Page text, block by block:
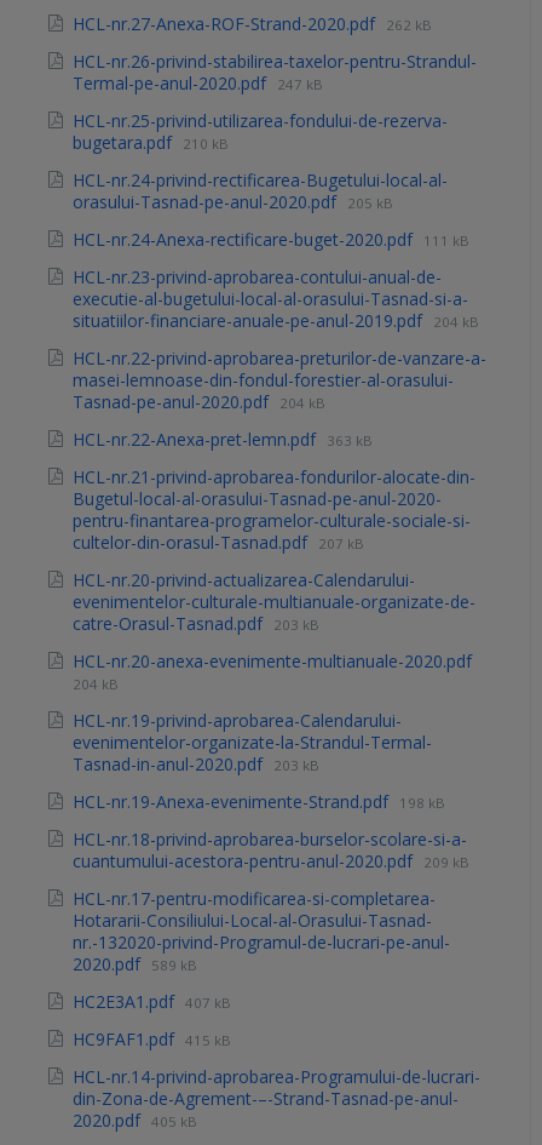
HCL-nr.27-Anexa-ROF-Strand-2020.pdf 262 kB
HCL-nr.26-privind-stabilirea-taxelor-pentru-Strandul-
Termal-pe-anul-2020.pdf 247 kB
HCL-nr.25-privind-utilizarea-fondului-de-rezerva-
bugetara.pdf 210 kB
HCL-nr.24-privind-rectificarea-Bugetului-local-al-
orasului-Tasnad-pe-anul-2020.pdf 205 kB
HCL-nr.24-Anexa-rectificare-buget-2020.pdf 111 kB
HCL-nr.23-privind-aprobarea-contului-anual-de-
executie-al-bugetului-local-al-orasului-Tasnad-si-a-
situatiilor-financiare-anuale-pe-anul-2019.pdf 204 kB
HCL-nr.22-privind-aprobarea-preturilor-de-vanzare-a-
masei-lemnoase-din-fondul-forestier-al-orasului-
Tasnad-pe-anul-2020.pdf 204 kB
HCL-nr.22-Anexa-pret-lemn.pdf 363 kB
HCL-nr.21-privind-aprobarea-fondurilor-alocate-din-
Bugetul-local-al-orasului-Tasnad-pe-anul-2020-
pentru-finantarea-programelor-culturale-sociale-si-
cultelor-din-orasul-Tasnad.pdf 207 kB
HCL-nr.20-privind-actualizarea-Calendarului-
evenimentelor-culturale-multianuale-organizate-de-
catre-Orasul-Tasnad.pdf 203 kB
HCL-nr.20-anexa-evenimente-multianuale-2020.pdf
204 kB
HCL-nr.19-privind-aprobarea-Calendarului-
evenimentelor-organizate-la-Strandul-Termal-
Tasnad-in-anul-2020.pdf 203 kB
HCL-nr.19-Anexa-evenimente-Strand.pdf 198 kB
HCL-nr.18-privind-aprobarea-burselor-scolare-si-a-
cuantumului-acestora-pentru-anul-2020.pdf 209 kB
HCL-nr.17-pentru-modificarea-si-completarea-
Hotararii-Consiliului-Local-al-Orasului-Tasnad-
nr.-132020-privind-Programul-de-lucrari-pe-anul-
2020.pdf 589 kB
HC2E3A1.pdf 407 kB
HC9FAF1.pdf 415 kB
HCL-nr.14-privind-aprobarea-Programului-de-lucrari-
din-Zona-de-Agrement-–-Strand-Tasnad-pe-anul-
2020.pdf 405 kB